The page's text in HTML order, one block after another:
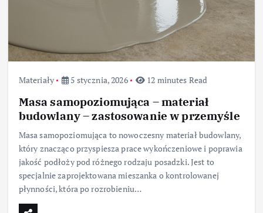
Materiały 5 stycznia, 2026 12 minutes Read
Masa samopoziomująca – materiał
budowlany – zastosowanie w przemyśle
Masa samopoziomująca to nowoczesny materiał budowlany,
który znacząco przyspiesza prace wykończeniowe i poprawia
jakość podłoży pod różnego rodzaju posadzki. Jest to
specjalnie zaprojektowana mieszanka o kontrolowanej
płynności, która po rozrobieniu…